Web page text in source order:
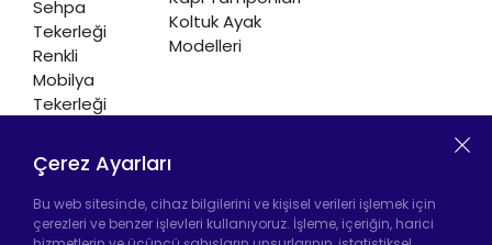
Sehpa
Tekerleği
Renkli
Mobilya
Tekerleği
Isıtıcı
Tekerleği
Koltuk Ayak
Modelleri
Çerez Ayarları
Bu web sitesinde, cihaz bilgilerini ve kişisel verileri işlemek için
çerezleri ve benzer işlevleri kullanıyoruz. İşleme, içeriğin, harici